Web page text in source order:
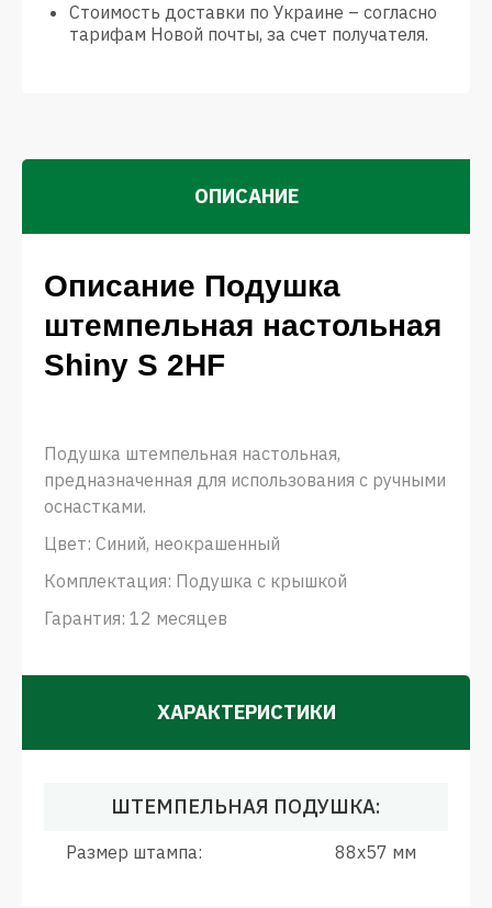
Стоимость доставки по Украине – согласно
тарифам Новой почты, за счет получателя.
ОПИСАНИЕ
Описание Подушка
штемпельная настольная
Shiny S 2HF
Подушка штемпельная настольная,
предназначенная для использования с ручными
оснастками.
Цвет: Синий, неокрашенный
Комплектация: Подушка с крышкой
Гарантия: 12 месяцев
ХАРАКТЕРИСТИКИ
ШТЕМПЕЛЬНАЯ ПОДУШКА:
Размер штампа: 88x57 мм